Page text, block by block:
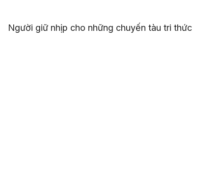
Người giữ nhịp cho những chuyến tàu tri thức